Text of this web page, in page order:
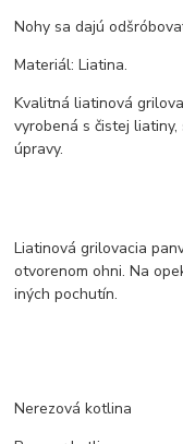
Nohy sa dajú
Materiál: Liatina.
Kvalitná liatinová
vyrobená s čistej
úpravy.
Liatinová grilovacia
otvorenom ohni. Na
iných pochutín.
Nerezová kotlina